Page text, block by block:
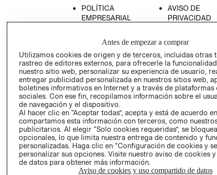
POLÍTICA
EMPRESARIAL
AVISO DE
PRIVACIDAD
AVISO DE
COOKIES
LIBRO DE
Ecuador ($)
CAMBIAR REGIÓN
Antes de empezar a comprar
Utilizamos cookies de origen y de terceros, incluidas otras
rastreo de editores externos, para ofrecerle la
nuestro sitio web, personalizar su experiencia de usuario,
entregar publicidad personalizada en nuestros sitios web,
boletines informativos en Internet y a través de plataformas
sociales. Con ese fin, recopilamos información sobre el
de navegación y el dispositivo.
Al hacer clic en “Aceptar todas”, acepta y está de acuerdo
compartamos esta información con terceros, como
publicitarios. Al elegir “Solo cookies requeridas”, se
opcionales, lo que limita nuestra entrega de contenido y
personalizadas. Haga clic en “Configuración de cookies y
personalizar sus opciones. Visite nuestro aviso de cookies
de datos para obtener más información.
Aviso de cookies y uso compartido de datos